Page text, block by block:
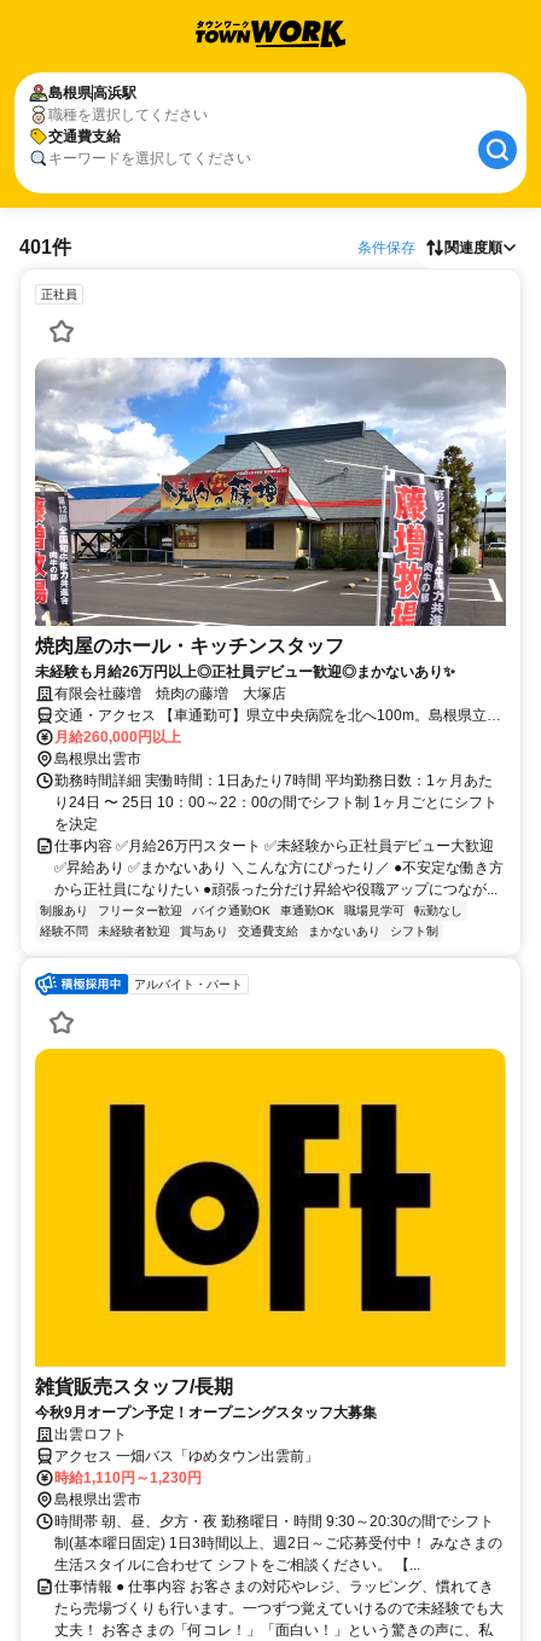
島根県高浜駅
職種を選択してください
交通費支給
キーワードを選択してください
401件 条件保存 関連度順
正社員
焼肉屋のホール・キッチンスタッフ
未経験も月給26万円以上◎正社員デビュー歓迎◎まかないあり✨
有限会社藤増 焼肉の藤増 大塚店
交通・アクセス 【車通勤可】県立中央病院を北へ100m。島根県立中
央病院の通り
月給260,000円以上
島根県出雲市
勤務時間詳細 実働時間：1日あたり7時間 平均勤務日数：1ヶ月あた
り24日 〜 25日 10：00～22：00の間でシフト制 1ヶ月ごとにシフト
を決定
仕事内容 ✅月給26万円スタート ✅未経験から正社員デビュー大歓迎
✅昇給あり ✅まかないあり ＼こんな方にぴったり／ ●不安定な働き方
から正社員になりたい ●頑張った分だけ昇給や役職アップにつなが...
制服あり フリーター歓迎 バイク通勤OK 車通勤OK 職場見学可
転勤なし
経験不問
未経験者歓迎 賞与あり 交通費支給 まかないあり シフト制
アルバイト・パート
雑貨販売スタッフ/長期
今秋9月オープン予定！オープニングスタッフ大募集
出雲ロフト
アクセス 一畑バス「ゆめタウン出雲前」
時給1,110円～1,230円
島根県出雲市
時間帯 朝、昼、夕方・夜 勤務曜日・時間 9:30～20:30の間でシフト
制(基本曜日固定) 1日3時間以上、週2日～ご応募受付中！ みなさまの
生活スタイルに合わせて シフトをご相談ください。 【...
仕事情報 ● 仕事内容 お客さまの対応やレジ、ラッピング、慣れてき
たら売場づくりも行います。一つずつ覚えていけるので未経験でも大
丈夫！ お客さまの「何コレ！」「面白い！」という驚きの声に、私